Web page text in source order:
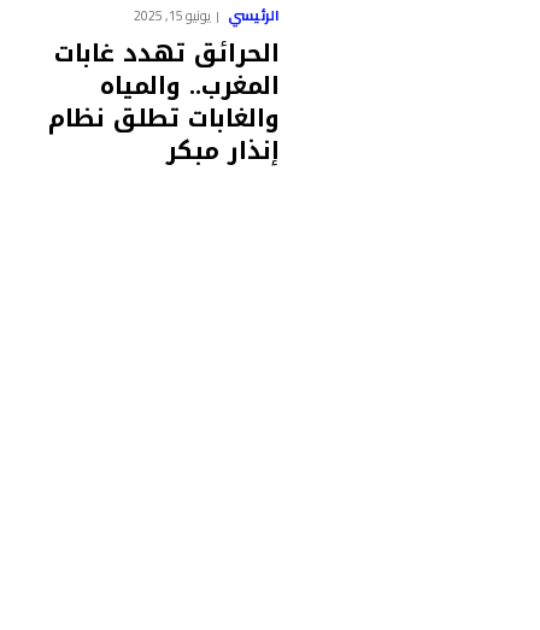
الرئيسي يونيو 15, 2025
الحرائق تهدد غابات
المغرب.. والمياه
والغابات تطلق نظام
إنذار مبكر